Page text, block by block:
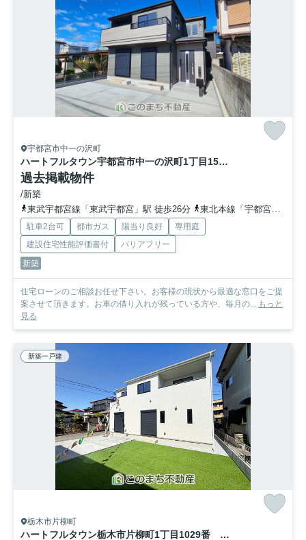
宇都宮市中一の沢町
ハートフルタウン宇都宮市中一の沢町1丁目157番 B号棟
過去掲載物件
/新築
東武宇都宮線「東武宇都宮」駅 徒歩26分
東北本線「宇都宮」駅 徒歩44分
駐車2台可 都市ガス 陽当り良好
専用庭
建設住宅性能評価書付
バリアフリー
新築
住宅ローンのご相談お任せ下さい。お客様の現状から最適な窓口をご提
案させて頂きます。お車の借り入れが残っている方や、毎月の... もっと
見る
新築一戸建
栃木市片柳町
ハートフルタウン栃木市片柳町1丁目1029番 A号棟